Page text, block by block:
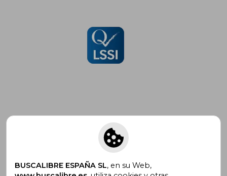
Suscríbete para recibir ofertas y
promociones
BUSCALIBRE ESPAÑA SL, en su Web,